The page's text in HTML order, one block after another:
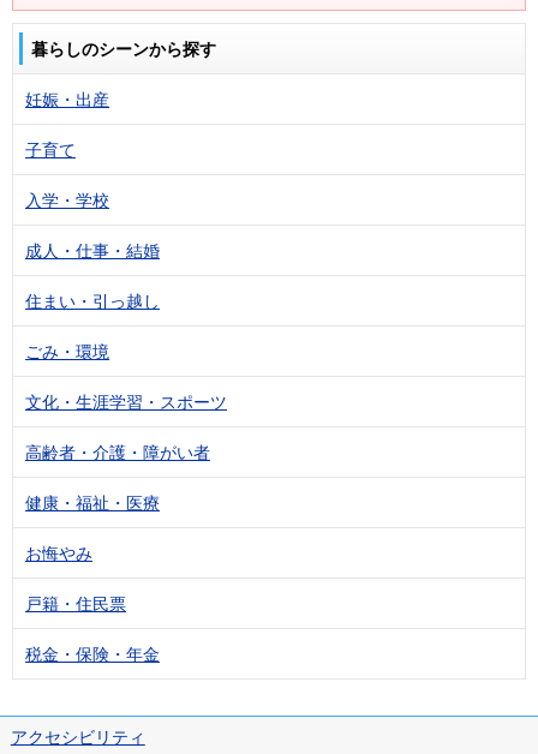
暮らしのシーンから探す
妊娠・出産
子育て
入学・学校
成人・仕事・結婚
住まい・引っ越し
ごみ・環境
文化・生涯学習・スポーツ
高齢者・介護・障がい者
健康・福祉・医療
お悔やみ
戸籍・住民票
税金・保険・年金
アクセシビリティ